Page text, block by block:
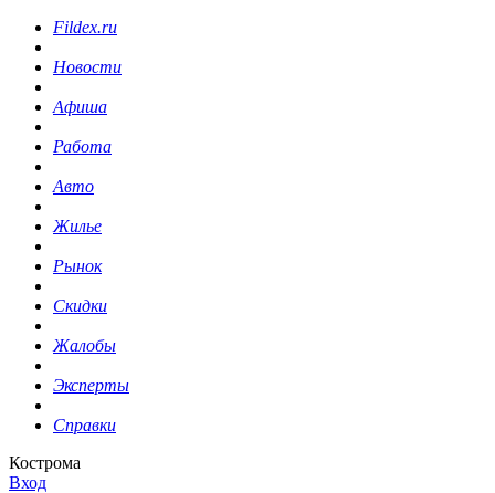
Fildex.ru
Новости
Афиша
Работа
Авто
Жилье
Рынок
Скидки
Жалобы
Эксперты
Справки
Кострома
Вход